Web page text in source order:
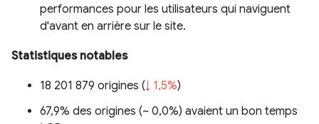
performances pour les utilisateurs qui naviguent
d'avant en arrière sur le site.
Statistiques notables
18 201 879 origines (↓ 1,5%)
67,9% des origines (~ 0,0%) avaient un bon temps